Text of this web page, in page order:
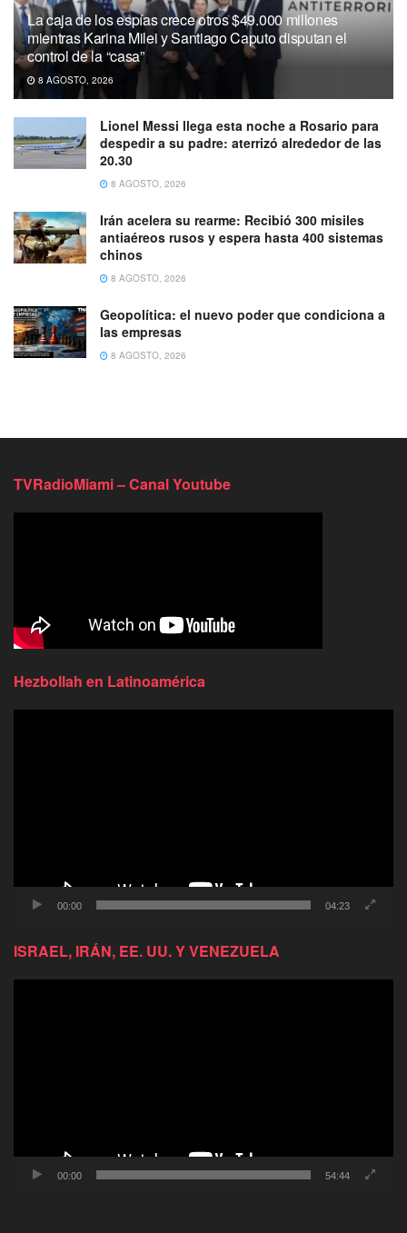
La caja de los espías crece otros $49.000 millones
mientras Karina Milei y Santiago Caputo disputan el
control de la “casa”
8 AGOSTO, 2026
Lionel Messi llega esta noche a Rosario para
despedir a su padre: aterrizó alrededor de las
20.30
8 AGOSTO, 2026
Irán acelera su rearme: Recibió 300 misiles
antiaéreos rusos y espera hasta 400 sistemas
chinos
8 AGOSTO, 2026
Geopolítica: el nuevo poder que condiciona a
las empresas
8 AGOSTO, 2026
TVRadioMiami – Canal Youtube
Hezbollah en Latinoamérica
00:00 04:23
ISRAEL, IRÁN, EE. UU. Y VENEZUELA
00:00 54:44